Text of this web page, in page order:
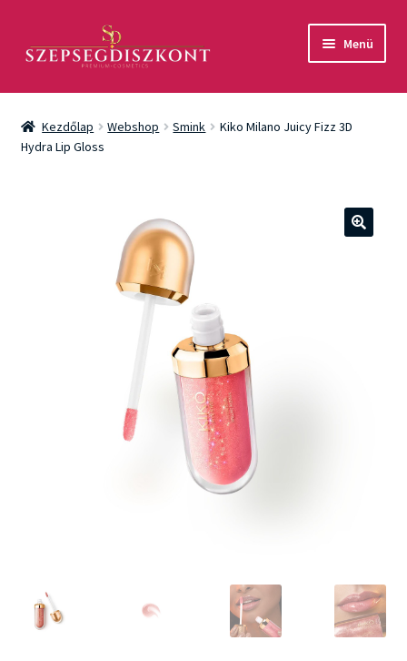
aa
Menü
Akció
Csomagok
Kezdőlap Webshop Smink
Kiko Milano Juicy Fizz 3D
Hydra Lip Gloss